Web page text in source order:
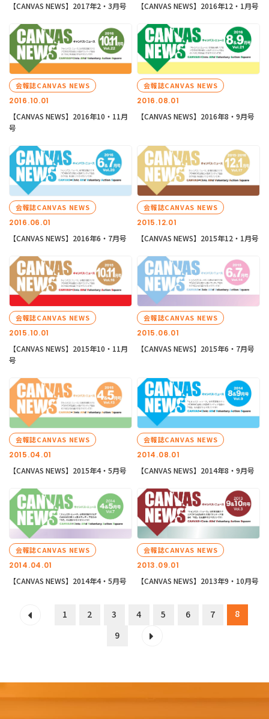
【CANVAS NEWS】2017年2・3月号 【CANVAS NEWS】2016年12・1月号
2016.10.01
会報誌CANVAS NEWS
【CANVAS NEWS】2016年10・11月
号
2016.08.01
会報誌CANVAS NEWS
【CANVAS NEWS】2016年8・9月号
2016.06.01
会報誌CANVAS NEWS
【CANVAS NEWS】2016年6・7月号
2015.12.01
会報誌CANVAS NEWS
【CANVAS NEWS】2015年12・1月号
2015.10.01
会報誌CANVAS NEWS
【CANVAS NEWS】2015年10・11月
号
2015.06.01
会報誌CANVAS NEWS
【CANVAS NEWS】2015年6・7月号
2015.04.01
会報誌CANVAS NEWS
【CANVAS NEWS】2015年4・5月号
2014.08.01
会報誌CANVAS NEWS
【CANVAS NEWS】2014年8・9月号
2014.04.01
会報誌CANVAS NEWS
【CANVAS NEWS】2014年4・5月号
2013.09.01
会報誌CANVAS NEWS
【CANVAS NEWS】2013年9・10月号
1 2 3 4 5 6 7
8
9